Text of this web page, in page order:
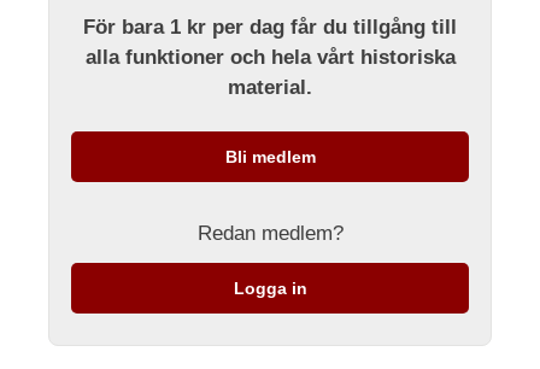
För bara 1 kr per dag får du tillgång till
alla funktioner och hela vårt historiska
material.
Bli medlem
Redan medlem?
Logga in